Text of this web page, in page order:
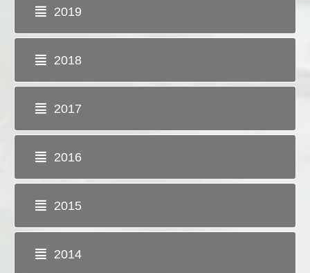
2019
2018
2017
2016
2015
2014